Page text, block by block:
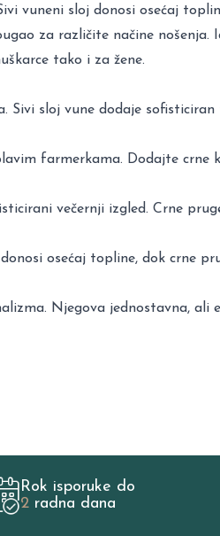
vuneni sloj donosi osećaj
za različite načine nošenja.
tako i za žene.
sloj vune dodaje sofisticiran
farmerkama. Dodajte crne
večernji izgled. Crne
osećaj topline, dok crne
Njegova jednostavna, ali
Rok isporuke do
2 radna dana